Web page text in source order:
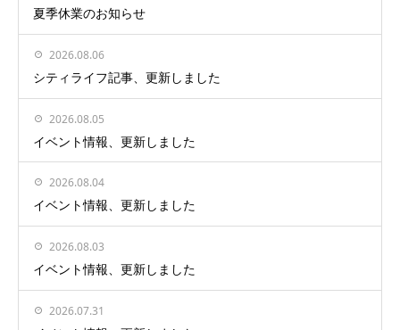
夏季休業のお知らせ
2026.08.06
シティライフ記事、更新しました
2026.08.05
イベント情報、更新しました
2026.08.04
イベント情報、更新しました
2026.08.03
イベント情報、更新しました
2026.07.31